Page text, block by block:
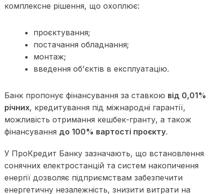
комплексне рішення, що охоплює:
проєктування;
постачання обладнання;
монтаж;
введення об'єктів в експлуатацію.
Банк пропонує фінансування за ставкою від 0,01%
річних, кредитування під міжнародні гарантії,
можливість отримання кешбек-гранту, а також
фінансування до 100% вартості проєкту.
У ПроКредит Банку зазначають, що встановлення
сонячних електростанцій та систем накопичення
енергії дозволяє підприємствам забезпечити
енергетичну незалежність, знизити витрати на